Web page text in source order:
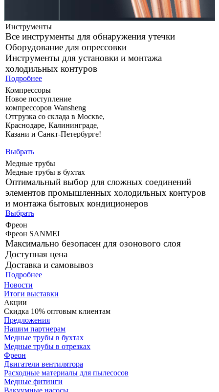
Инструменты
Все инструменты для обнаружения утечки
Оборудование для опрессовки
Инструменты для установки и монтажа
холодильных контуров
Подробнее
Компрессоры
Новое поступление
компрессоров Wansheng
Отгрузка со склада в Москве,
Краснодаре, Калининграде,
Казани и Санкт-Петербурге!
Выбрать
Медные трубы
Медные трубы в бухтах
Оптимальный выбор для сложных соединений
элементов промышленных холодильных контуров
и монтажа бытовых кондиционеров
Выбрать
Фреон
Фреон SANMEI
Максимально безопасен для озонового слоя
Доступная цена
Доставка и самовывоз
Подробнее
Новости
Итоги выставки
Акции
Скидка 10% оптовым клиентам
Предложения
Нашим партнерам
Медные трубы в бухтах
Медные трубы в отрезках
Фреон
Двигатели вентилятора
Расходные материалы для пылесосов
Медные фитинги
Вакуумные насосы